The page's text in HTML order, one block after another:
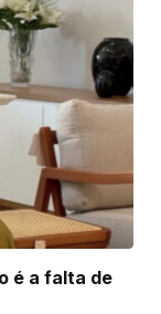
é a falta de